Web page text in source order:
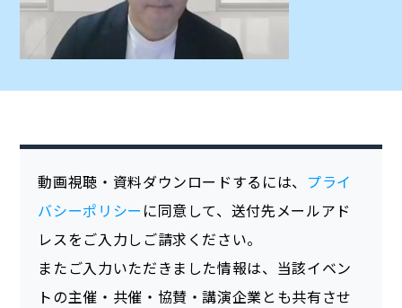
動画視聴・資料ダウンロードするには、 プライ
バシーポリシー に同意して、送付先メールアド
レスをご入力しご請求ください。
またご入力いただきました情報は、当該イベン
トの主催・共催・協賛・講演企業とも共有させ